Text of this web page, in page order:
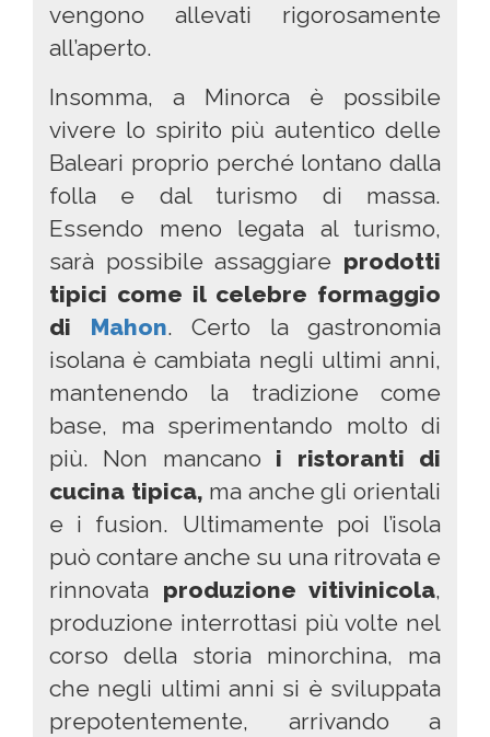
vengono allevati rigorosamente
all’aperto.
Insomma, a Minorca è possibile
vivere lo spirito più autentico delle
Baleari proprio perché lontano dalla
folla e dal turismo di massa.
Essendo meno legata al turismo,
sarà possibile assaggiare prodotti
tipici come il celebre formaggio
di Mahon. Certo la gastronomia
isolana è cambiata negli ultimi anni,
mantenendo la tradizione come
base, ma sperimentando molto di
più. Non mancano i ristoranti di
cucina tipica, ma anche gli orientali
e i fusion. Ultimamente poi l’isola
può contare anche su una ritrovata e
rinnovata produzione vitivinicola,
produzione interrottasi più volte nel
corso della storia minorchina, ma
che negli ultimi anni si è sviluppata
prepotentemente, arrivando a